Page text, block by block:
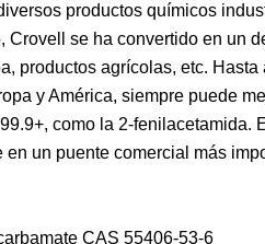
productos químicos
se ha convertido en un
productos agrícolas, etc.
y América, siempre puede
como la 2-fenilacetamida.
un puente comercial más